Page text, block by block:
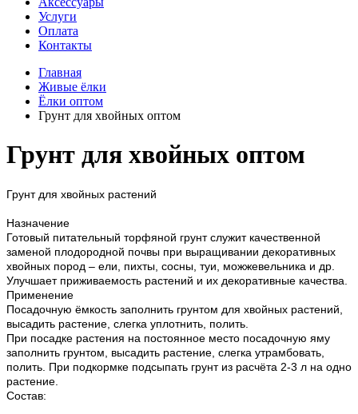
Услуги
Оплата
Контакты
Главная
Живые ёлки
Ёлки оптом
Грунт для хвойных оптом
Грунт для хвойных оптом
Грунт для хвойных растений
Назначение
Готовый питательный торфяной грунт служит качественной
заменой плодородной почвы при выращивании декоративных
хвойных пород – ели, пихты, сосны, туи, можжевельника и др.
Улучшает приживаемость растений и их декоративные качества.
Применение
Посадочную ёмкость заполнить грунтом для хвойных растений,
высадить растение, слегка уплотнить, полить.
При посадке растения на постоянное место посадочную яму
заполнить грунтом, высадить растение, слегка утрамбовать,
полить. При подкормке подсыпать грунт из расчёта 2-3 л на одно
растение.
Состав: